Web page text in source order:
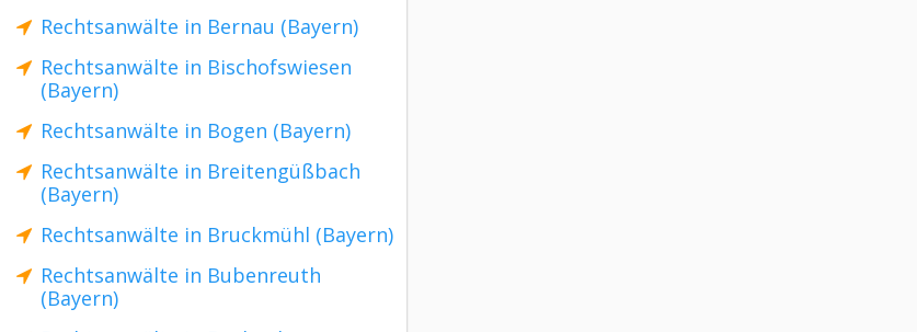
Rechtsanwälte in Bernau (Bayern)
Rechtsanwälte in Bischofswiesen
(Bayern)
Rechtsanwälte in Bogen (Bayern)
Rechtsanwälte in Breitengüßbach
(Bayern)
Rechtsanwälte in Bruckmühl (Bayern)
Rechtsanwälte in Bubenreuth
(Bayern)